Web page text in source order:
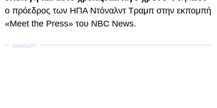
ο πρόεδρος των ΗΠΑ Ντόναλντ Τραμπ στην εκπομπή
«Meet the Press» του NBC News.